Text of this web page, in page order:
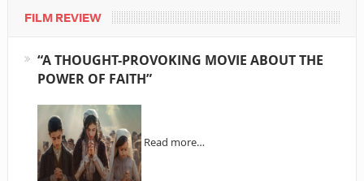
FILM REVIEW
“A THOUGHT-PROVOKING MOVIE ABOUT THE
POWER OF FAITH”
Read more…